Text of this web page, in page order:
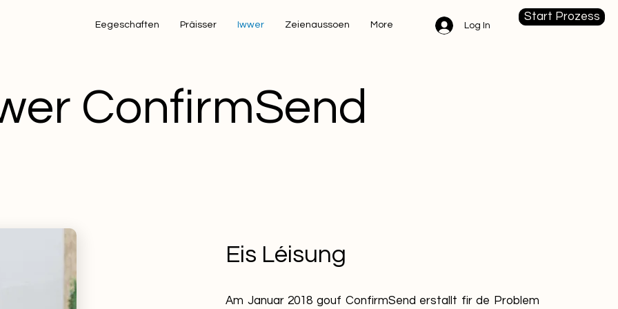
Eegeschaften Präisser Iwwer Zeienaussoen More Log In
Start Prozess
ConfirmSend
Eis Léisung
Am Januar 2018 gouf ConfirmSend erstallt fir de Problem